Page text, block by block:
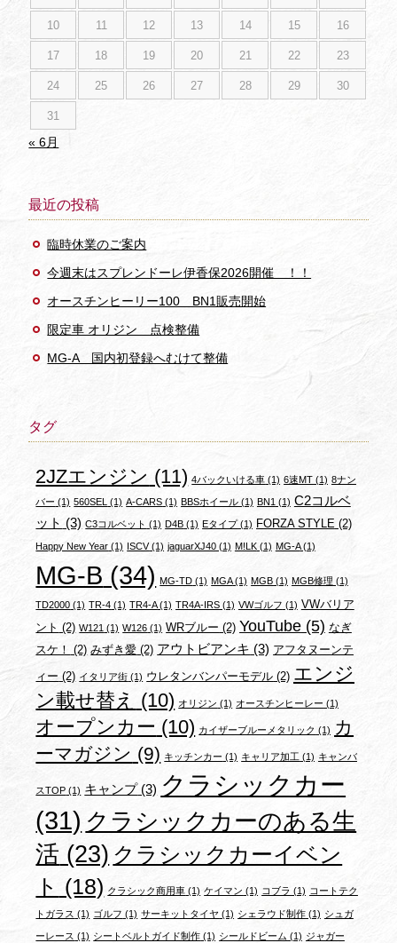
10 11 12 13 14 15 16
17 18 19 20 21 22 23
24 25 26 27 28 29 30
31
« 6月
最近の投稿
臨時休業のご案内
今週末はスプレンドーレ伊香保2026開催 ！！
オースチンヒーリー100 BN1販売開始
限定車 オリジン 点検整備
MG-A 国内初登録へむけて整備
タグ
2JZエンジン (11) 4バックいける車 (1) 6速MT (1) 8ナン
バー (1) 560SEL (1) A-CARS (1) BBSホイール(1) BN1 (1) C2コルベ
ット (3) C3コルベット (1) D4B (1) Eタイプ(1) FORZA STYLE(2)
Happy New Year (1) ISCV(1) jaguarXJ40(1) M!LK(1) MG-A(1)
MG-B (34) MG-TD (1) MGA(1) MGB (1) MGB修理 (1)
TD2000 (1) TR-4 (1) TR4-A(1) TR4A-IRS(1) VWゴルフ (1) VWバリア
ント (2) W121 (1) W126 (1) WRブルー (2) YouTube(5) なぎ
スケ！ (2) みずき愛 (2) アウトビアンキ (3) アフタヌーンテ
ィー (2) イタリア街 (1) ウレタンバンパーモデル (2) エンジ
ン載せ替え (10) オリジン (1) オースチンヒーレー (1)
オープンカー (10) カイザーブルーメタリック (1) カ
ーマガジン (9) キッチンカー (1) キャリア加工 (1) キャンバ
スTOP (1) キャンプ(3) クラシックカー
(31) クラシックカーのある生
活 (23) クラシックカーイベン
ト (18) クラシック商用車 (1) ケイマン (1) コブラ (1) コートテク
トガラス (1) ゴルフ (1) サーキットタイヤ (1) シェラウド制作(1) シュガ
ーレース (1) シートベルトガイド制作 (1) シールドビーム (1) ジャガー